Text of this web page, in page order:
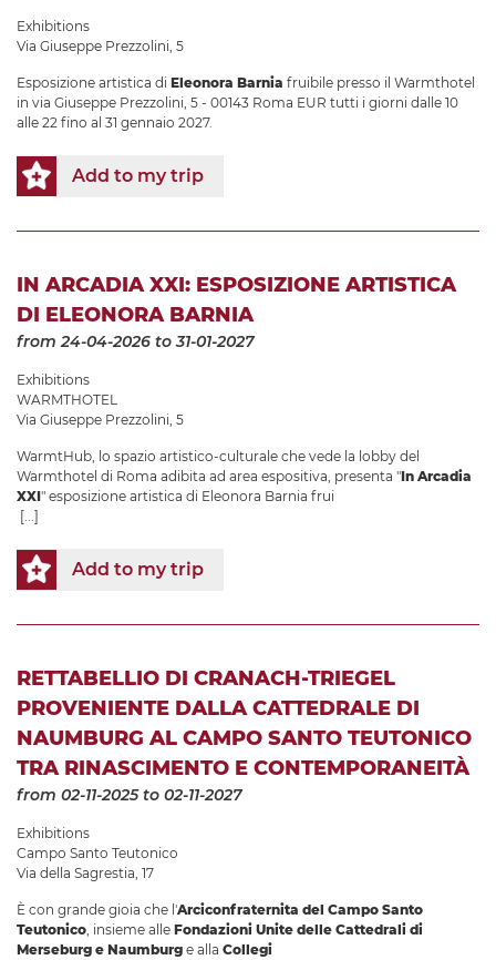
Exhibitions
Via Giuseppe Prezzolini, 5
Esposizione artistica di Eleonora Barnia fruibile presso il Warmthotel
in via Giuseppe Prezzolini, 5 - 00143 Roma EUR tutti i giorni dalle 10
alle 22 fino al 31 gennaio 2027.
Add to my trip
IN ARCADIA XXI: ESPOSIZIONE ARTISTICA
DI ELEONORA BARNIA
from 24-04-2026 to 31-01-2027
Exhibitions
WARMTHOTEL
Via Giuseppe Prezzolini, 5
WarmtHub, lo spazio artistico-culturale che vede la lobby del
Warmthotel di Roma adibita ad area espositiva, presenta "In Arcadia
XXI" esposizione artistica di Eleonora Barnia frui
[...]
Add to my trip
RETTABELLIO DI CRANACH-TRIEGEL
PROVENIENTE DALLA CATTEDRALE DI
NAUMBURG AL CAMPO SANTO TEUTONICO
TRA RINASCIMENTO E CONTEMPORANEITÀ
from 02-11-2025to 02-11-2027
Exhibitions
Campo Santo Teutonico
Via della Sagrestia, 17
È con grande gioia che l'Arciconfraternita del Campo Santo
Teutonico, insieme alle Fondazioni Unite delle Cattedrali di
Merseburg e Naumburg e alla Collegi